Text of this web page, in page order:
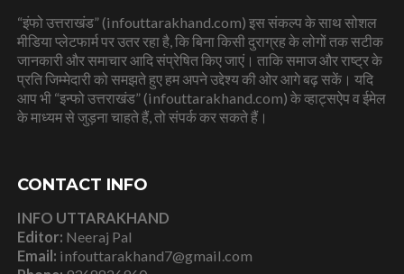
“इंफो उत्तराखंड” (infouttarakhand.com) इस संकल्प के साथ सोशल
मीडिया प्लेटफार्म पर उतर रहा है, कि बिना किसी दुराग्रह के लोगों तक सटीक
जानकारी और समाचार आदि संप्रेषित किए जाएं। ताकि समाज और राष्ट्र के
प्रति जिम्मेदारी को समझते हुए हम अपने उद्देश्य की ओर आगे बढ़ सकें। यदि
आप भी “इन्फो उत्तराखंड” (infouttarakhand.com) के व्हाट्सऐप व ईमेल
के माध्यम से जुड़ना चाहते हैं, तो संपर्क कर सकते हैं।
CONTACT INFO
INFO UTTARAKHAND
Editor: Neeraj Pal
Email: infouttarakhand7@gmail.com